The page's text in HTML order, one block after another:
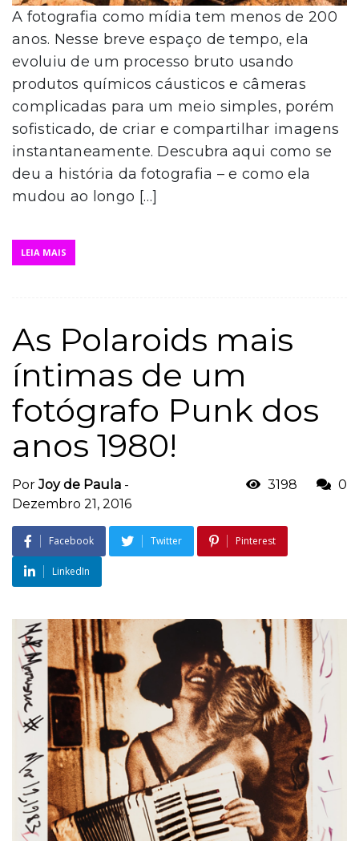
A fotografia como mídia tem menos de 200
anos. Nesse breve espaço de tempo, ela
evoluiu de um processo bruto usando
produtos químicos cáusticos e câmeras
complicadas para um meio simples, porém
sofisticado, de criar e compartilhar imagens
instantaneamente. Descubra aqui como se
deu a história da fotografia – e como ela
mudou ao longo […]
LEIA MAIS
As Polaroids mais
íntimas de um
fotógrafo Punk dos
anos 1980!
PorJoy de Paula -
Dezembro 21, 2016
3198 0
Facebook Twitter Pinterest
LinkedIn